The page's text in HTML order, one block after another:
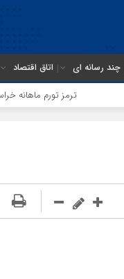
چند رسانه ای اتاق اقتصاد
ترمز تورم ماهانه خراسان